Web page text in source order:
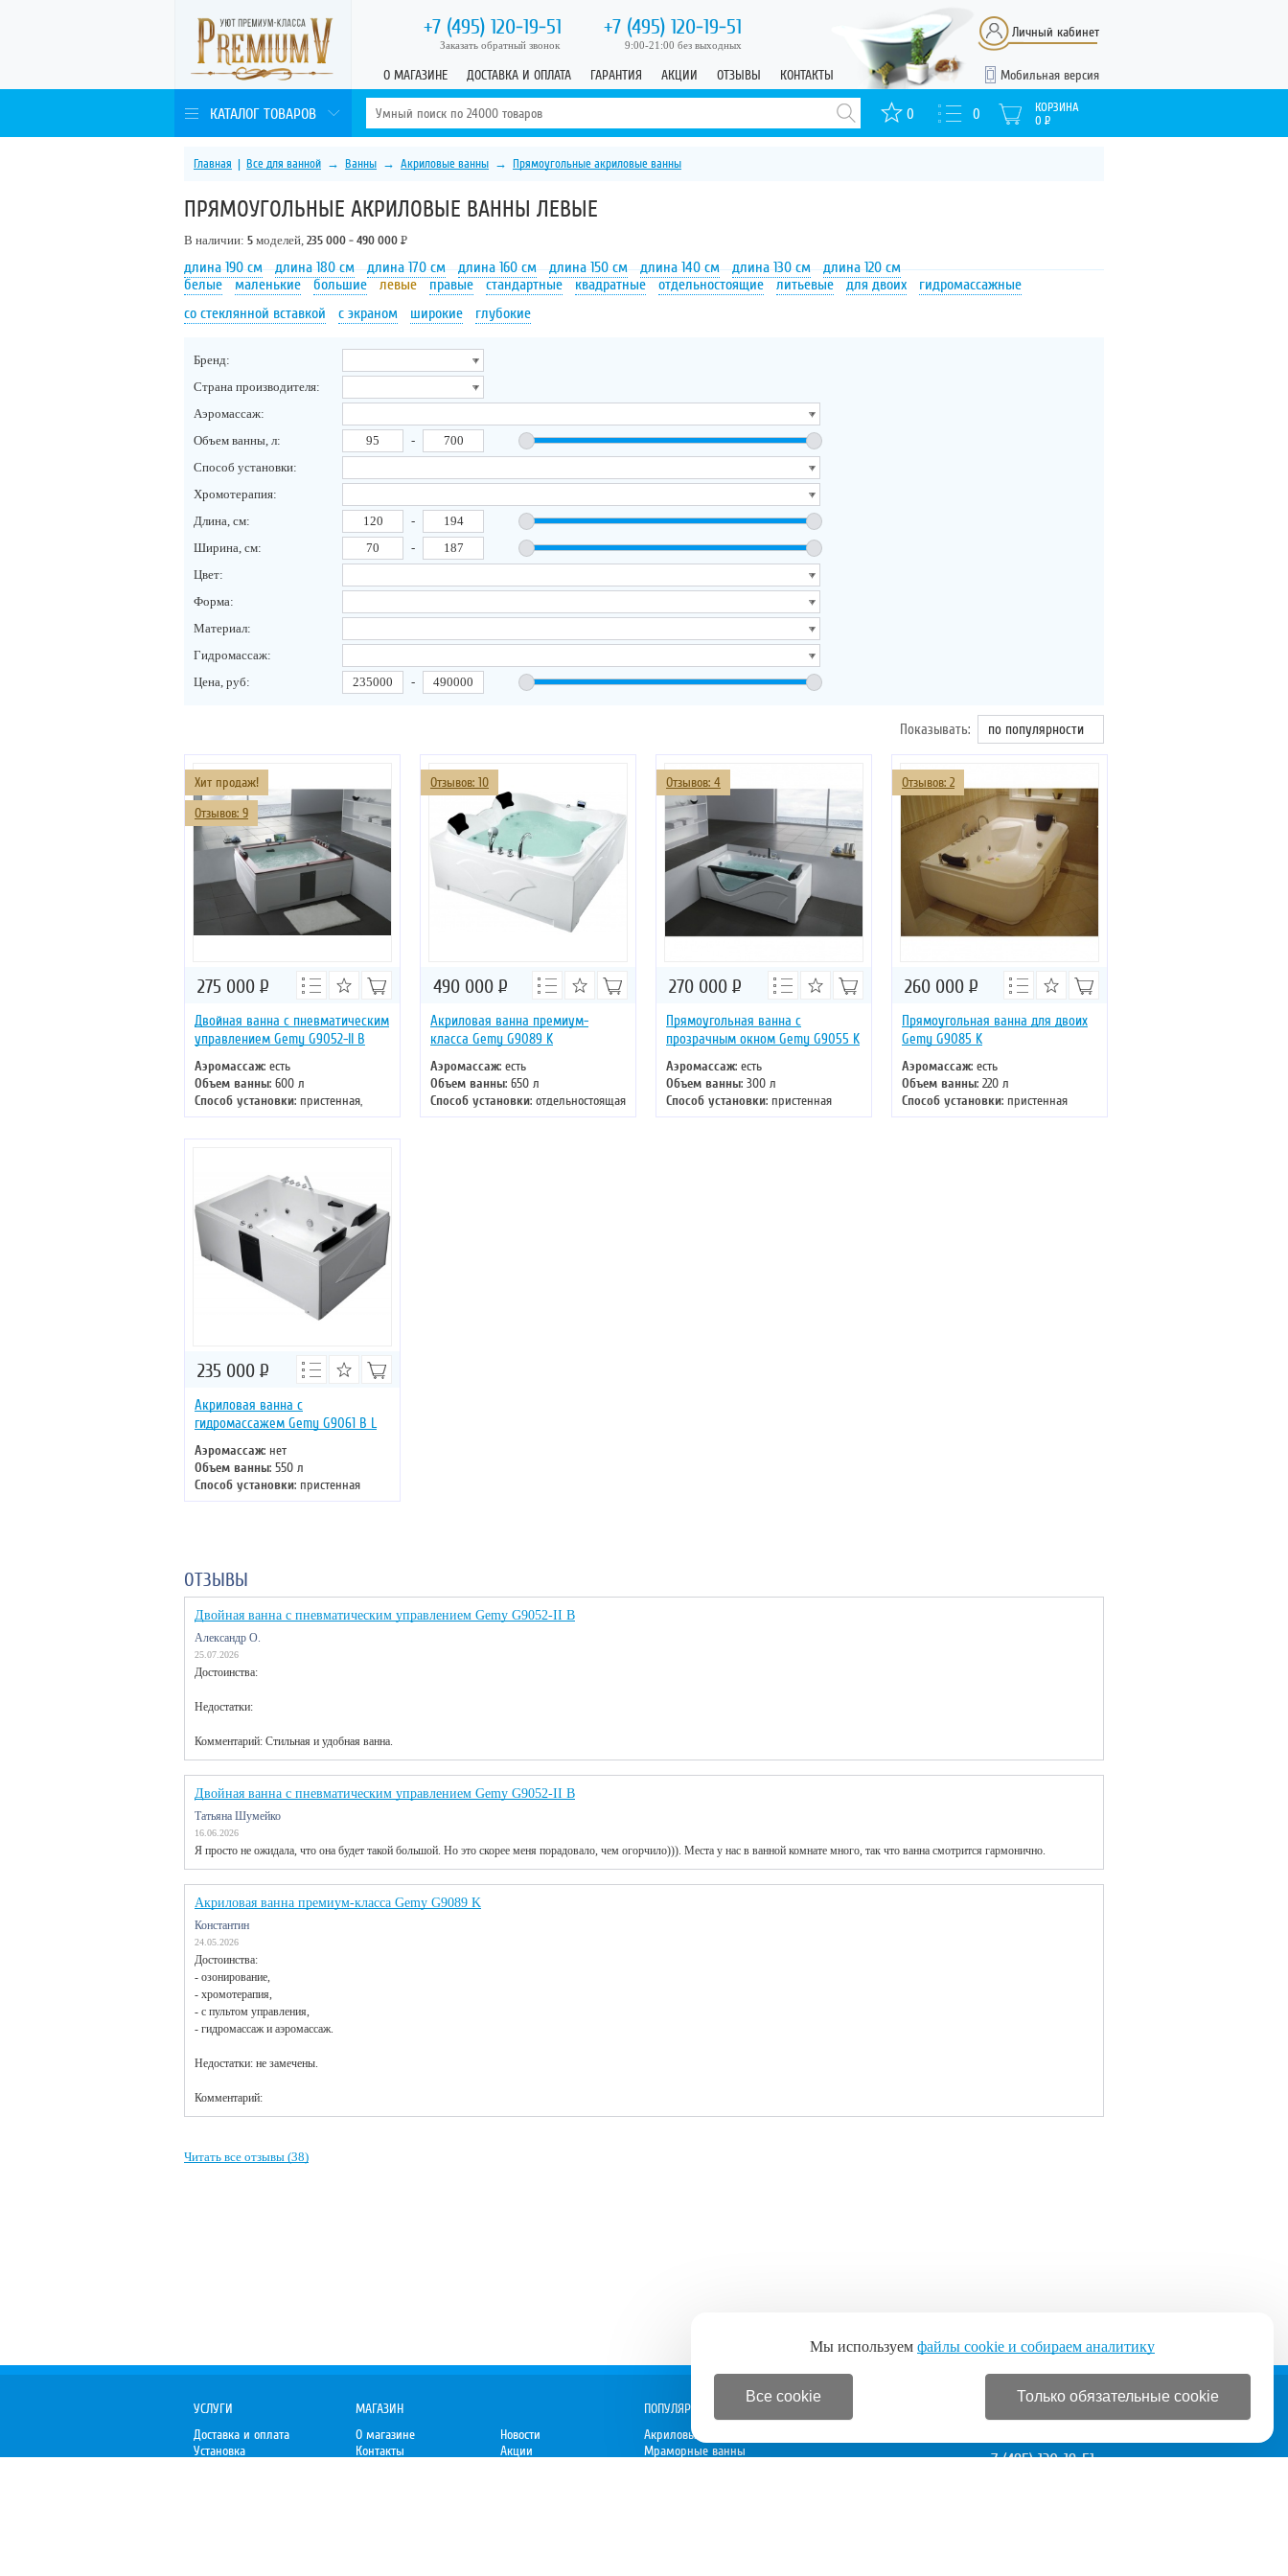
+7 (495) 120-19-51 +7 (495) 120-19-51
Заказать обратный звонок 9:00-21:00 без выходных
О МАГАЗИНЕ ДОСТАВКА И ОПЛАТА ГАРАНТИЯ АКЦИИ ОТЗЫВЫ КОНТАКТЫ Мобильная версия
Личный кабинет
КАТАЛОГ ТОВАРОВ 0 0
КОРЗИНА
0 Р
Главная | Все для ванной → Ванны → Акриловые ванны → Прямоугольные акриловые ванны
ПРЯМОУГОЛЬНЫЕ АКРИЛОВЫЕ ВАННЫ ЛЕВЫЕ
В наличии: 5 моделей, 235 000 - 490 000 Р
длина 190 см длина 180 см длина 170 см длина 160 см длина 150 см длина 140 см длина 130 см
длина 120 см
белые
маленькие большие левые правые стандартные квадратные отдельностоящие литьевые для двоих
гидромассажные
со стеклянной вставкой
с экраном широкие глубокие
Бренд:
Страна производителя:
Аэромассаж:
Объем ванны, л:
-
Способ установки:
Хромотерапия:
Длина, см:
-
Ширина, см:
-
Цвет:
Форма:
Материал:
Гидромассаж:
Цена, руб:
-
Показывать: по популярности
Хит продаж!
Отзывов: 9
Двойная ванна с пневматическим
управлением Gemy G9052-II B
Аэромассаж: есть
Объем ванны: 600 л
Способ установки: пристенная,
отдельностоящая
Хромотерапия: есть
275 000 Р
Отзывов: 10
Акриловая ванна премиум-
класса Gemy G9089 K
Аэромассаж: есть
Объем ванны: 650 л
Способ установки: отдельностоящая
Хромотерапия: есть
490 000 Р
Отзывов: 4
Прямоугольная ванна с
прозрачным окном Gemy G9055 K
Аэромассаж: есть
Объем ванны: 300 л
Способ установки: пристенная
Хромотерапия: нет
270 000 Р
Отзывов: 2
Прямоугольная ванна для двоих
Gemy G9085 K
Аэромассаж: есть
Объем ванны: 220 л
Способ установки: пристенная
Хромотерапия: есть
260 000 Р
Акриловая ванна с
гидромассажем Gemy G9061 B L
Аэромассаж: нет
Объем ванны: 550 л
Способ установки: пристенная
Хромотерапия: есть
235 000 Р
ОТЗЫВЫ
Двойная ванна с пневматическим управлением Gemy G9052-II B
Александр О.
25.07.2026
Достоинства:
Недостатки:
Комментарий: Стильная и удобная ванна.
Двойная ванна с пневматическим управлением Gemy G9052-II B
Татьяна Шумейко
16.06.2026
Я просто не ожидала, что она будет такой большой. Но это скорее меня порадовало, чем огорчило))). Места у нас в ванной комнате много, так что ванна смотрится гармонично.
Акриловая ванна премиум-класса Gemy G9089 K
Константин
24.05.2026
Достоинства:
- озонирование,
- хромотерапия,
- с пультом управления,
- гидромассаж и аэромассаж.
Недостатки: не замечены.
Комментарий:
Читать все отзывы (38)
УСЛУГИ
Доставка и оплата
Установка
МАГАЗИН
О магазине
Контакты
Новости
Акции
ПОПУЛЯРНОЕ
Акриловые ванны
Мраморные ванны
+7 (495) 120-19-51
Мы используем файлы cookie и собираем аналитику
Все cookie Только обязательные cookie